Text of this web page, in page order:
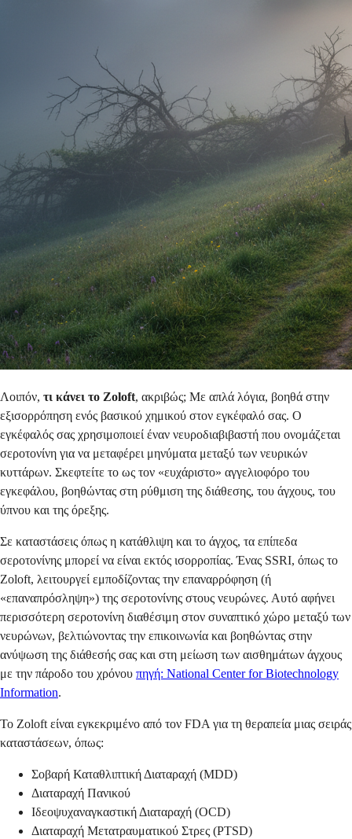
Λοιπόν, τι κάνει το Zoloft, ακριβώς; Με απλά λόγια, βοηθά στην
εξισορρόπηση ενός βασικού χημικού στον εγκέφαλό σας. Ο
εγκέφαλός σας χρησιμοποιεί έναν νευροδιαβιβαστή που ονομάζεται
σεροτονίνη για να μεταφέρει μηνύματα μεταξύ των νευρικών
κυττάρων. Σκεφτείτε το ως τον «ευχάριστο» αγγελιοφόρο του
εγκεφάλου, βοηθώντας στη ρύθμιση της διάθεσης, του άγχους, του
ύπνου και της όρεξης.
Σε καταστάσεις όπως η κατάθλιψη και το άγχος, τα επίπεδα
σεροτονίνης μπορεί να είναι εκτός ισορροπίας. Ένας SSRI, όπως το
Zoloft, λειτουργεί εμποδίζοντας την επαναρρόφηση (ή
«επαναπρόσληψη») της σεροτονίνης στους νευρώνες. Αυτό αφήνει
περισσότερη σεροτονίνη διαθέσιμη στον συναπτικό χώρο μεταξύ των
νευρώνων, βελτιώνοντας την επικοινωνία και βοηθώντας στην
ανύψωση της διάθεσής σας και στη μείωση των αισθημάτων άγχους
με την πάροδο του χρόνου πηγή: National Center for Biotechnology
Information.
Το Zoloft είναι εγκεκριμένο από τον FDA για τη θεραπεία μιας σειράς
καταστάσεων, όπως:
Σοβαρή Καταθλιπτική Διαταραχή (MDD)
Διαταραχή Πανικού
Ιδεοψυχαναγκαστική Διαταραχή (OCD)
Διαταραχή Μετατραυματικού Στρες (PTSD)